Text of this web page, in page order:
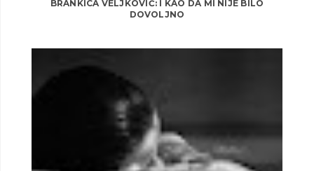
BRANKICA VELJKOVIĆ: I KAO DA MI NIJE BILO
DOVOLJNO